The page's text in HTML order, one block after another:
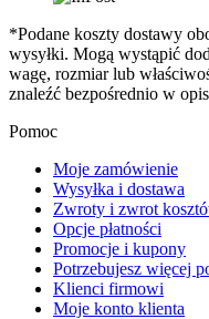
*Podane koszty dostawy
wysyłki. Mogą wystąpić
wagę, rozmiar lub
znaleźć bezpośrednio w
Pomoc
Moje zamówienie
Wysyłka i dostawa
Zwroty i zwrot
Opcje płatności
Promocje i kupony
Potrzebujesz więcej
Klienci firmowi
Moje konto klienta